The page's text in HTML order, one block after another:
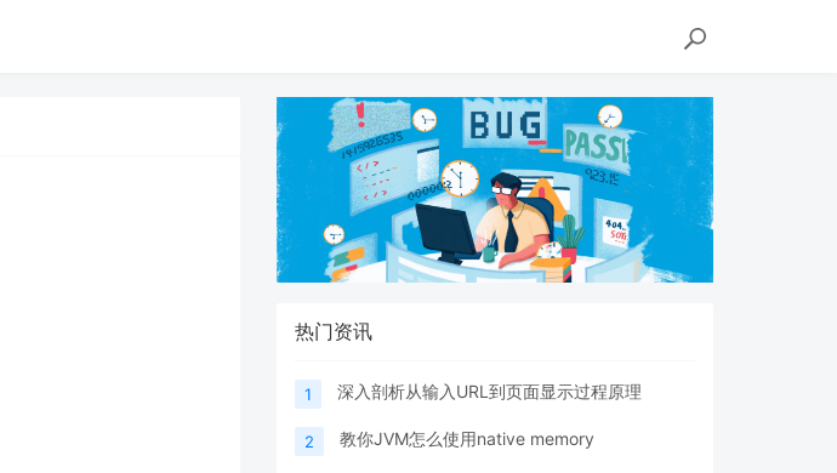
热门资讯
1 深入剖析从输入URL到页面显示过程原理
2 教你JVM怎么使用native memory